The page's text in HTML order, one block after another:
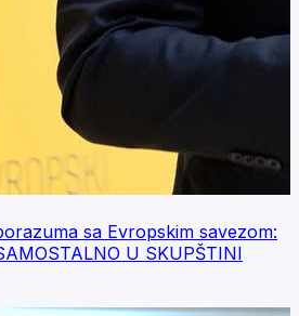
sa Evropskim savezom:
U SKUPŠTINI